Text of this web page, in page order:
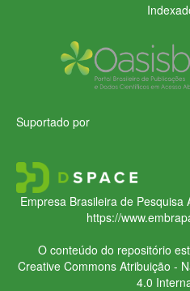
Suportado por
Empresa Brasileira de Pesquisa
https://
O conteúdo do repositório
Creative CommonsAtribuição -
4.0